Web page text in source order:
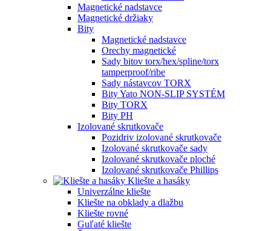
Magnetické nadstavce
Magnetické držiaky
Bity
Magnetické nadstavce
Orechy magnetické
Sady bitov torx/hex/spline/torx
tamperproof/ribe
Sady nástavcov TORX
Bity Yato NON-SLIP SYSTÉM
Bity TORX
Bity PH
Izolované skrutkovače
Pozidriv izolované skrutkovače
Izolované skrutkovače sady
Izolované skrutkovače ploché
Izolované skrutkovače Phillips
Kliešte a hasáky
Univerzálne kliešte
Kliešte na obklady a dlažbu
Kliešte rovné
Guľaté kliešte